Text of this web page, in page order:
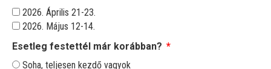
2026. Április 21-23.
2026. Május 12-14.
Esetleg festettél már korábban?
Soha, teljesen kezdő vagyok